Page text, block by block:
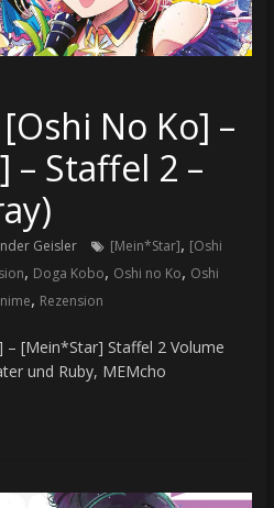
No Ko] –
Staffel 2 –
Geisler [Mein*Star], [Oshi
, Doga Kobo, Oshi no Ko, Oshi
, Rezension
[Mein*Star] Staffel 2 Volume
und Ruby, MEMcho